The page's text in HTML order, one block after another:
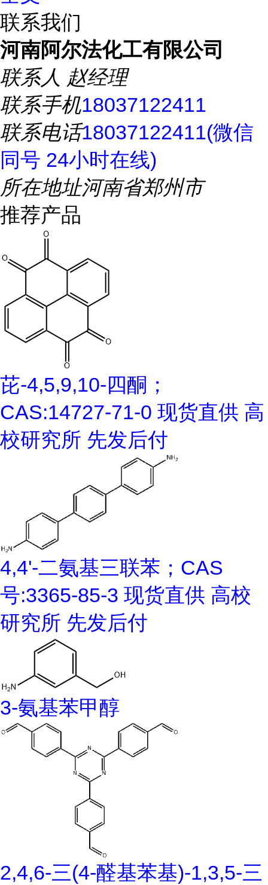
联系我们
河南阿尔法化工有限公司
联系人 赵经理
联系手机18037122411
联系电话18037122411(微信
同号 24小时在线)
所在地址河南省郑州市
推荐产品
芘-4,5,9,10-四酮；
CAS:14727-71-0 现货直供 高
校研究所 先发后付
4,4'-二氨基三联苯；CAS
号:3365-85-3 现货直供 高校
研究所 先发后付
3-氨基苯甲醇
2,4,6-三(4-醛基苯基)-1,3,5-三